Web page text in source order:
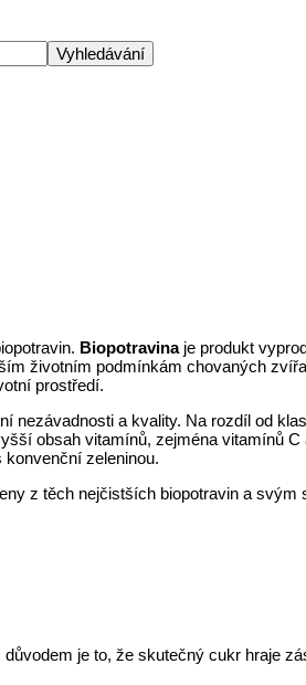
Biopotravinaje produkt
životním podmínkám chovaných
prostředí.
nezávadnosti a kvality. Na rozdíl od
obsah vitamínů, zejména vitamínů
zeleninou.
z těch nejčistších biopotravin a
je to, že skutečný cukr hraje